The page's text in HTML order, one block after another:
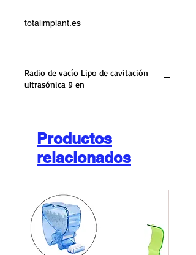
totalimplant.es
Radio de vacío Lipo de cavitación
ultrasónica 9 en
Almohadillas Succión corporal Máquina
adelgazante Estiramiento de la piel
Apretar
Almohadillas Succión corporal Máquina
adelgazante Estiramiento de la piel
Apretar
Voltaje:110V 220V 60Hz
Productos
relacionados